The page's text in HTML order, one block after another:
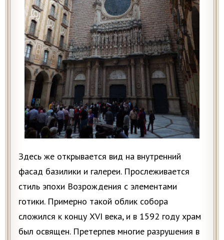
Здесь же открывается вид на внутренний
фасад базилики и галереи. Прослеживается
стиль эпохи Возрождения с элементами
готики. Примерно такой облик собора
сложился к концу XVI века, и в 1592 году храм
был освящен. Претерпев многие разрушения в